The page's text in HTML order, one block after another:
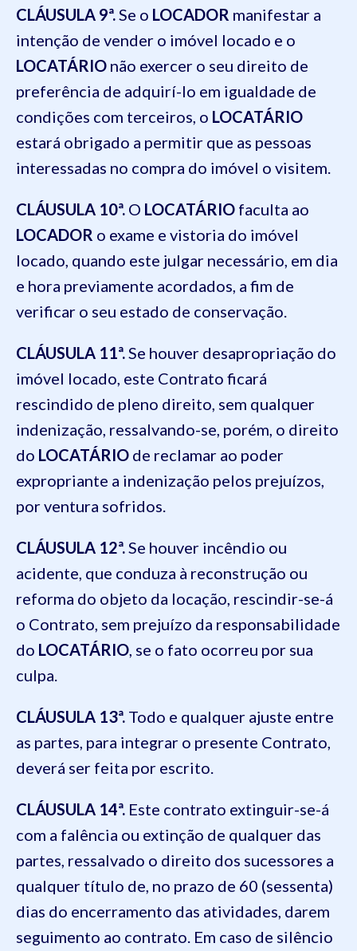
CLÁUSULA 9ª.Se o LOCADOR manifestar a
intenção de vender o imóvel locado e o
LOCATÁRIO não exercer o seu direito de
preferência de adquirí-lo em igualdade de
condições com terceiros, o LOCATÁRIO
estará obrigado a permitir que as pessoas
interessadas no compra do imóvel o visitem.
CLÁUSULA 10ª. O LOCATÁRIO faculta ao
LOCADOR o exame e vistoria do imóvel
locado, quando este julgar necessário, em dia
e hora previamente acordados, a fim de
verificar o seu estado de conservação.
CLÁUSULA 11ª.Se houver desapropriação do
imóvel locado, este Contrato ficará
rescindido de pleno direito, sem qualquer
indenização, ressalvando-se, porém, o direito
do LOCATÁRIO de reclamar ao poder
expropriante a indenização pelos prejuízos,
por ventura sofridos.
CLÁUSULA 12ª.Se houver incêndio ou
acidente, que conduza à reconstrução ou
reforma do objeto da locação, rescindir-se-á
o Contrato, sem prejuízo da responsabilidade
do LOCATÁRIO , se o fato ocorreu por sua
culpa.
CLÁUSULA 13ª. Todo e qualquer ajuste entre
as partes, para integrar o presente Contrato,
deverá ser feita por escrito.
CLÁUSULA 14ª. Este contrato extinguir-se-á
com a falência ou extinção de qualquer das
partes, ressalvado o direito dos sucessores a
qualquer título de, no prazo de 60 (sessenta)
dias do encerramento das atividades, darem
seguimento ao contrato. Em caso de silêncio